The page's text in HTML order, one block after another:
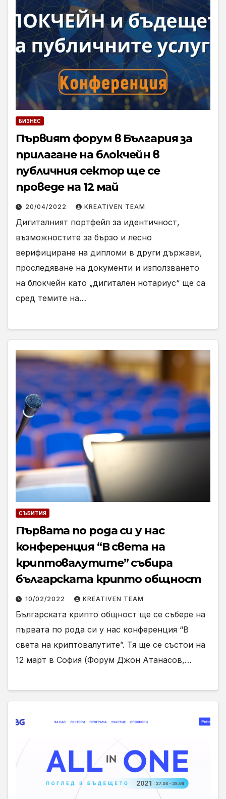
БИЗНЕС
Първият форум в България за
прилагане на блокчейн в
публичния сектор ще се
проведе на 12 май
20/04/2022 KREATIVEN TEAM
Дигиталният портфейл за идентичност,
възможностите за бързо и лесно
верифициране на дипломи в други държави,
проследяване на документи и използването
на блокчейн като „дигитален нотариус“ ще са
сред темите на…
СЪБИТИЯ
Първата по рода си у нас
конференция “В света на
криптовалутите” събира
българската крипто общност
10/02/2022 KREATIVEN TEAM
Българската крипто общност ще се събере на
първата по рода си у нас конференция “В
света на криптовалутите”. Тя ще се състои на
12 март в София (Форум Джон Атанасов,…